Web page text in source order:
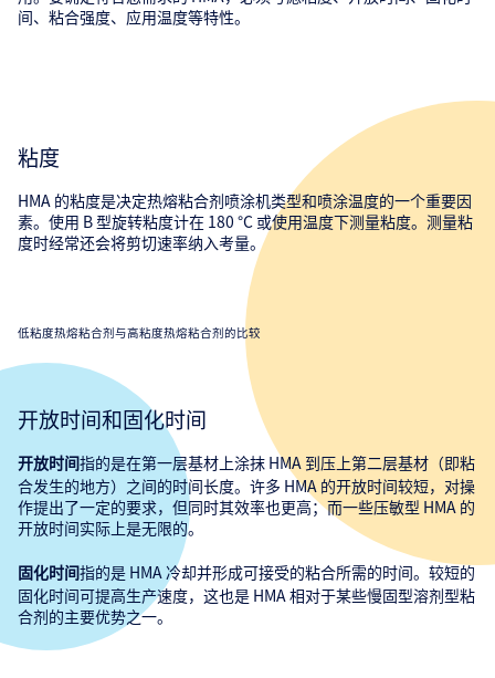
间、粘合强度、应用温度等特性。
粘度
HMA 的粘度是决定热熔粘合剂喷涂机类型和喷涂温度的一个重要因
素。使用 B 型旋转粘度计在 180 °C 或使用温度下测量粘度。测量粘
度时经常还会将剪切速率纳入考量。
低粘度热熔粘合剂与高粘度热熔粘合剂的比较
开放时间和固化时间
开放时间指的是在第一层基材上涂抹 HMA 到压上第二层基材（即粘
合发生的地方）之间的时间长度。许多 HMA 的开放时间较短，对操
作提出了一定的要求，但同时其效率也更高；而一些压敏型 HMA 的
开放时间实际上是无限的。
固化时间指的是 HMA 冷却并形成可接受的粘合所需的时间。较短的
固化时间可提高生产速度，这也是 HMA 相对于某些慢固型溶剂型粘
合剂的主要优势之一。